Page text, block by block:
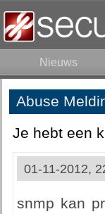
Nieuws
Abuse
Je hebt een
01-11-2012,
snmp kan